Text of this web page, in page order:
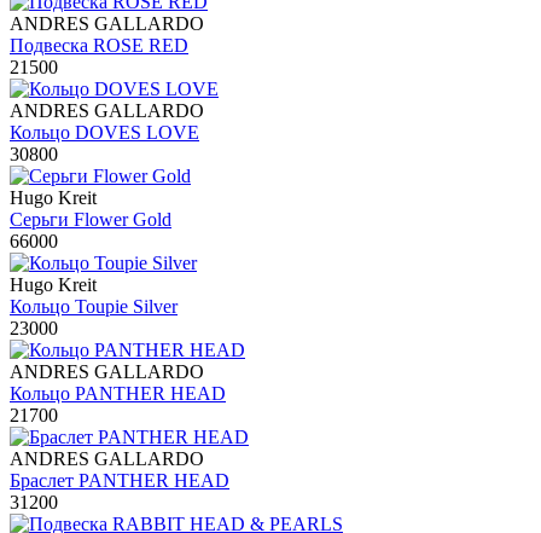
ANDRES GALLARDO
Подвеска ROSE RED
21500
ANDRES GALLARDO
Кольцо DOVES LOVE
30800
Hugo Kreit
Серьги Flower Gold
66000
Hugo Kreit
Кольцо Toupie Silver
23000
ANDRES GALLARDO
Кольцо PANTHER HEAD
21700
ANDRES GALLARDO
Браслет PANTHER HEAD
31200